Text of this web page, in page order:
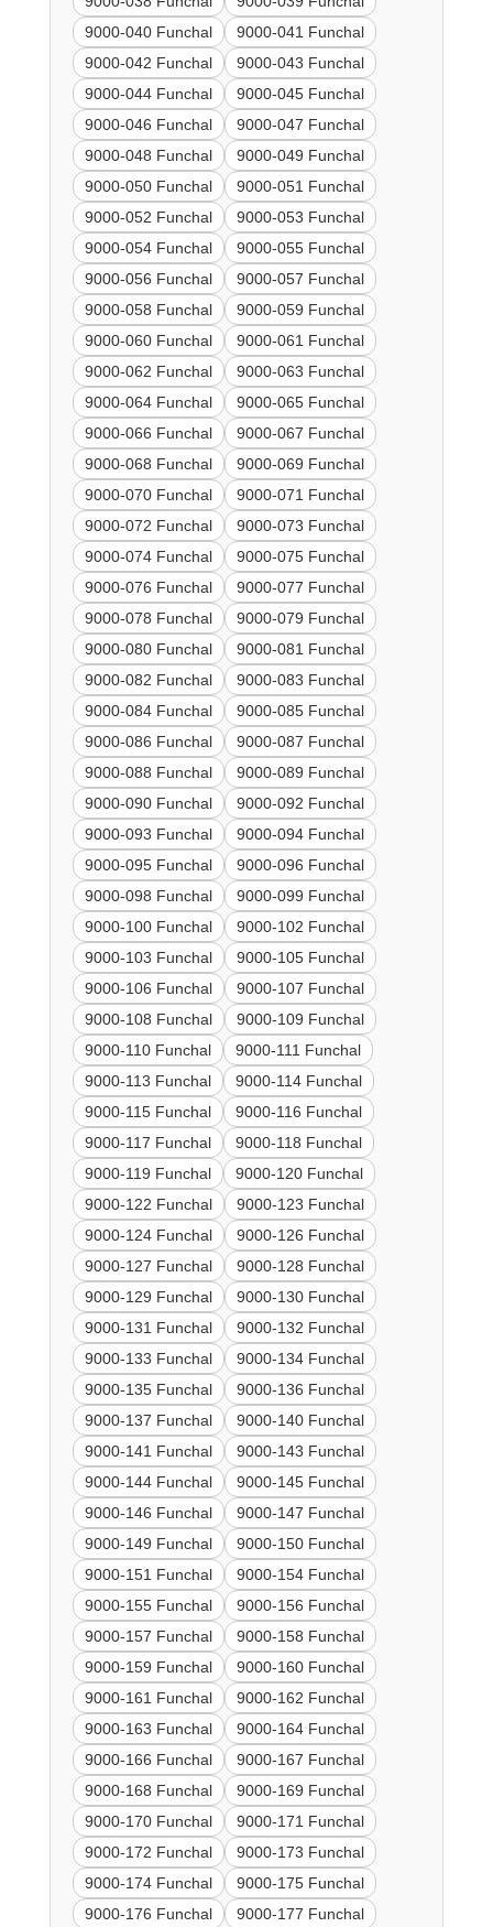
9000-040 Funchal
9000-041 Funchal
9000-042 Funchal
9000-043 Funchal
9000-044 Funchal
9000-045 Funchal
9000-046 Funchal
9000-047 Funchal
9000-048 Funchal
9000-049 Funchal
9000-050 Funchal
9000-051 Funchal
9000-052 Funchal
9000-053 Funchal
9000-054 Funchal
9000-055 Funchal
9000-056 Funchal
9000-057 Funchal
9000-058 Funchal
9000-059 Funchal
9000-060 Funchal
9000-061 Funchal
9000-062 Funchal
9000-063 Funchal
9000-064 Funchal
9000-065 Funchal
9000-066 Funchal
9000-067 Funchal
9000-068 Funchal
9000-069 Funchal
9000-070 Funchal
9000-071 Funchal
9000-072 Funchal
9000-073 Funchal
9000-074 Funchal
9000-075 Funchal
9000-076 Funchal
9000-077 Funchal
9000-078 Funchal
9000-079 Funchal
9000-080 Funchal
9000-081 Funchal
9000-082 Funchal
9000-083 Funchal
9000-084 Funchal
9000-085 Funchal
9000-086 Funchal
9000-087 Funchal
9000-088 Funchal
9000-089 Funchal
9000-090 Funchal
9000-092 Funchal
9000-093 Funchal
9000-094 Funchal
9000-095 Funchal
9000-096 Funchal
9000-098 Funchal
9000-099 Funchal
9000-100 Funchal
9000-102 Funchal
9000-103 Funchal
9000-105 Funchal
9000-106 Funchal
9000-107 Funchal
9000-108 Funchal
9000-109 Funchal
9000-110 Funchal
9000-111 Funchal
9000-113 Funchal
9000-114 Funchal
9000-115 Funchal
9000-116 Funchal
9000-117 Funchal
9000-118 Funchal
9000-119 Funchal
9000-120 Funchal
9000-122 Funchal
9000-123 Funchal
9000-124 Funchal
9000-126 Funchal
9000-127 Funchal
9000-128 Funchal
9000-129 Funchal
9000-130 Funchal
9000-131 Funchal
9000-132 Funchal
9000-133 Funchal
9000-134 Funchal
9000-135 Funchal
9000-136 Funchal
9000-137 Funchal
9000-140 Funchal
9000-141 Funchal
9000-143 Funchal
9000-144 Funchal
9000-145 Funchal
9000-146 Funchal
9000-147 Funchal
9000-149 Funchal
9000-150 Funchal
9000-151 Funchal
9000-154 Funchal
9000-155 Funchal
9000-156 Funchal
9000-157 Funchal
9000-158 Funchal
9000-159 Funchal
9000-160 Funchal
9000-161 Funchal
9000-162 Funchal
9000-163 Funchal
9000-164 Funchal
9000-166 Funchal
9000-167 Funchal
9000-168 Funchal
9000-169 Funchal
9000-170 Funchal
9000-171 Funchal
9000-172 Funchal
9000-173 Funchal
9000-174 Funchal
9000-175 Funchal
9000-176 Funchal
9000-177 Funchal